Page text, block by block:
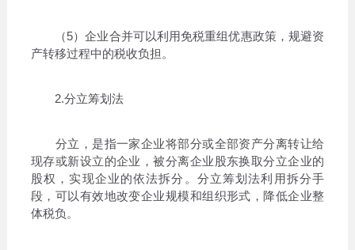
（5）企业合并可以利用免税重组优惠政策，规避资
产转移过程中的税收负担。
2.分立筹划法
分立，是指一家企业将部分或全部资产分离转让给
现存或新设立的企业，被分离企业股东换取分立企业的
股权，实现企业的依法拆分。分立筹划法利用拆分手
段，可以有效地改变企业规模和组织形式，降低企业整
体税负。